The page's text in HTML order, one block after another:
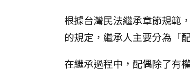
根據台灣民法繼承章節規範
的規定，繼承人主要分為「
在繼承過程中，配偶除了有